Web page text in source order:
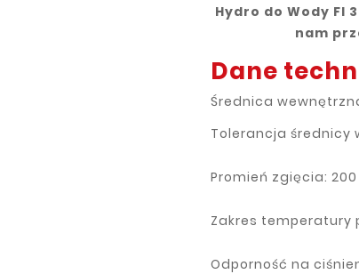
Hydro do Wody FI
nam
Dane
Średnica
Tolerancja średnicy
Promień zgięcia:
Zakres temperatury
Odporność na